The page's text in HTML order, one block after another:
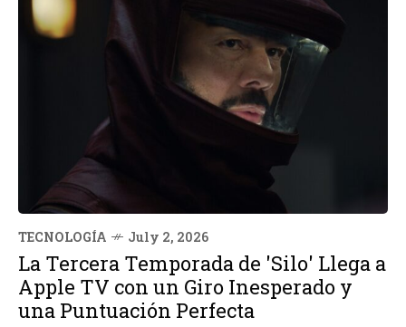
TECNOLOGÍA July 2, 2026
La Tercera Temporada de 'Silo' Llega a
Apple TV con un Giro Inesperado y
una Puntuación Perfecta